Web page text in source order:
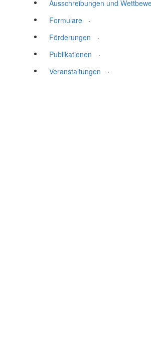
Ausschreibungen und
Formulare
.
Förderungen
.
Publikationen
.
Veranstaltungen
.